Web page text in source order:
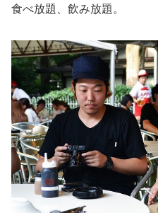
食べ放題、飲み放題。